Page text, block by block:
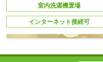
室内洗濯機置場
インターネット接続可